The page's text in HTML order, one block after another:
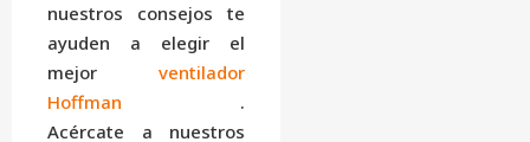
nuestros consejos te
ayuden a elegir el
mejor ventilador
Hoffman
.
Acércate a nuestros